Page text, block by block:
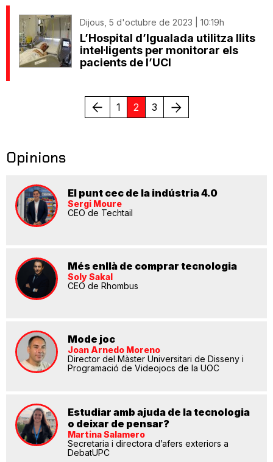
Dijous, 5 d'octubre de 2023 | 10:19h
L’Hospital d’Igualada utilitza llits
intel·ligents per monitorar els
pacients de l’UCI
Anterior
1 2 3 Següent
Opinions
El punt cec de la indústria 4.0
Sergi Moure
CEO de Techtail
Més enllà de comprar tecnologia
Soly Sakal
CEO de Rhombus
Mode joc
Joan Arnedo Moreno
Director del Màster Universitari de Disseny i
Programació de Videojocs de la UOC
Estudiar amb ajuda de la tecnologia
o deixar de pensar?
Martina Salamero
Secretaria i directora d’afers exteriors a
DebatUPC